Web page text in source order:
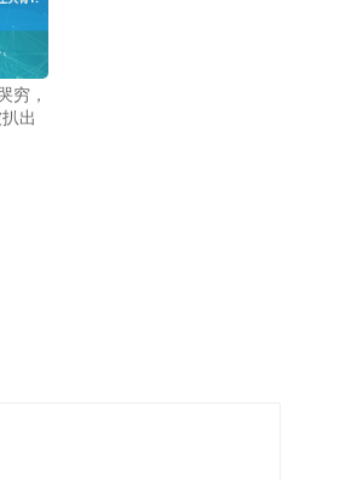
穷，
出